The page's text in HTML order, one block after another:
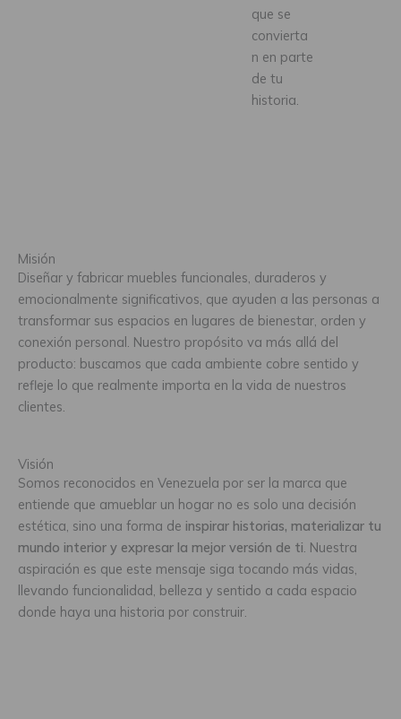
que se
convierta
n en parte
de tu
historia.
Misión
Diseñar y fabricar muebles funcionales, duraderos y
emocionalmente significativos, que ayuden a las personas a
transformar sus espacios en lugares de bienestar, orden y
conexión personal. Nuestro propósito va más allá del
producto: buscamos que cada ambiente cobre sentido y
refleje lo que realmente importa en la vida de nuestros
clientes.
Visión
Somos reconocidos en Venezuela por ser la marca que
entiende que amueblar un hogar no es solo una decisión
estética, sino una forma de inspirar historias, materializar tu
mundo interior y expresar la mejor versión de ti. Nuestra
aspiración es que este mensaje siga tocando más vidas,
llevando funcionalidad, belleza y sentido a cada espacio
donde haya una historia por construir.